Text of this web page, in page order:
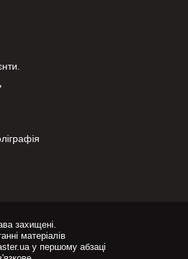
захищені.
матеріалів
у першому абзаці